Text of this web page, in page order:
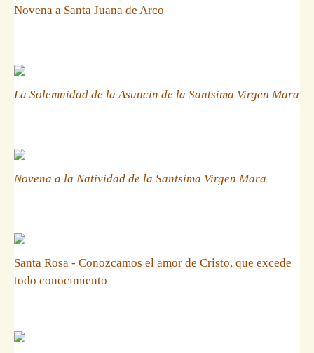
Novena a Santa Juana de Arco
La Solemnidad de la Asuncin de la Santsima Virgen Mara
Novena a la Natividad de la Santsima Virgen Mara
Santa Rosa - Conozcamos el amor de Cristo, que excede
todo conocimiento